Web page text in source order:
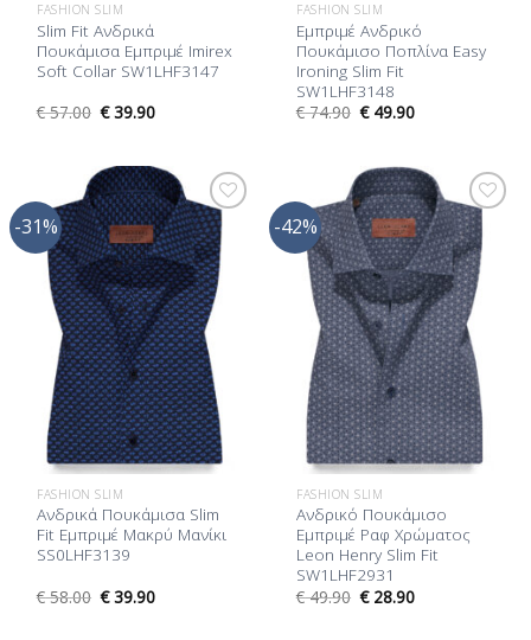
FASHION SLIM
Slim Fit Ανδρικά
Πουκάμισα Εμπριμέ Imirex
Soft Collar SW1LHF3147
€57.00 €39.90
FASHION SLIM
Εμπριμέ Ανδρικό
Πουκάμισο Ποπλίνα Easy
Ironing Slim Fit
SW1LHF3148
€74.90 €49.90
-31%
Προσθήκη
στη Λίστα
Επιθυμίας
FASHION SLIM
Ανδρικά Πουκάμισα Slim
Fit Εμπριμέ Μακρύ Μανίκι
SS0LHF3139
€58.00 €39.90
-42%
Προσθήκη
στη Λίστα
Επιθυμίας
FASHION SLIM
Ανδρικό Πουκάμισο
Εμπριμέ Ραφ Χρώματος
Leon Henry Slim Fit
SW1LHF2931
€49.90 €28.90